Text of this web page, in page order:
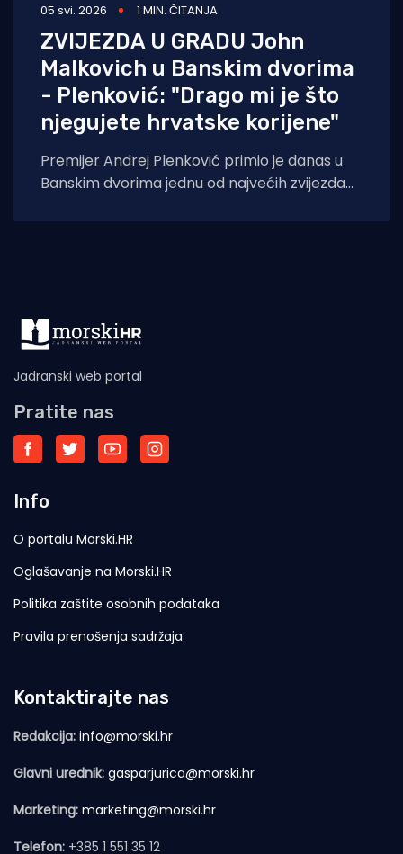
05 svi. 2026 1 MIN. ČITANJA
ZVIJEZDA U GRADU John
Malkovich u Banskim dvorima
- Plenković: "Drago mi je što
njegujete hrvatske korijene"
Premijer Andrej Plenković primio je danas u
Banskim dvorima jednu od najvećih zvijezda
Jadranski web portal
Pratite nas
Info
O portalu Morski.HR
Oglašavanje na Morski.HR
Politika zaštite osobnih podataka
Pravila prenošenja sadržaja
Kontaktirajte nas
Redakcija: info@morski.hr
Glavni urednik: gasparjurica@morski.hr
Marketing: marketing@morski.hr
Telefon: +385 1 551 35 12